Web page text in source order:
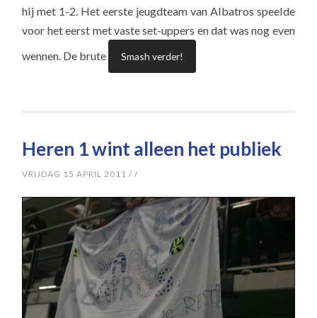
hij met 1-2. Het eerste jeugdteam van Albatros speelde
voor het eerst met vaste set-uppers en dat was nog even
wennen. De brute
Smash verder!
Heren 1 wint alleen het publiek
VRIJDAG 15 APRIL 2011 //